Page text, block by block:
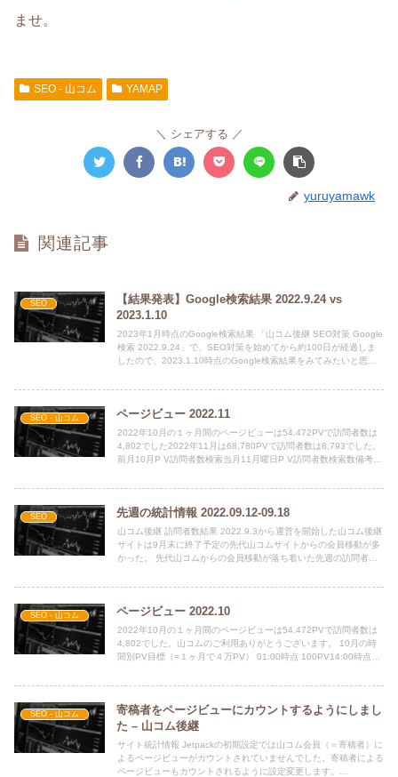
ませ。
SEO - 山コム YAMAP
シェアする
yuruyamawk
関連記事
SEO
【結果発表】Google検索結果 2022.9.24 vs
2023.1.10
2023年1月時点のGoogle検索結果 「山コム後継 SEO対策 Google
検索 2022.9.24」で、SEO対策を始めてから約100日が経過しま
したので、2023.1.10時点のGoogle検索結果をみてみたいと思い
SEO - 山コム ページビュー 2022.11
2022年10月の１ヶ月間のページビューは54.472PVで訪問者数は
4,802でした2022年11月は68,780PVで訪問者数は8,793でした。
前月10月P V訪問者数検索当月11月曜日P V訪問者数検索数備考
SEO 先週の統計情報 2022.09.12-09.18
山コム後継 訪問者数結果 2022.9.3から運営を開始した山コム後継
サイトは9月末に終了予定の先代山コムサイトからの会員移動が多
かった。 先代山コムからの会員移動が落ち着いた先週の訪問者数
SEO - 山コム ページビュー 2022.10
2022年10月の１ヶ月間のページビューは54.472PVで訪問者数は
4,802でした。山コムのご利用ありがとうございます。 10月の時
間別PV目標（=１ヶ月で４万PV） 01:00時点 100PV14:00時点
SEO - 山コム
寄稿者をページビューにカウントするようにしまし
た – 山コム後継
サイト統計情報 Jetpackの初期設定では山コム会員（＝寄稿者）に
よるページビューがカウントされていませんでした。寄稿者による
ページビューもカウントされるように設定変更します。